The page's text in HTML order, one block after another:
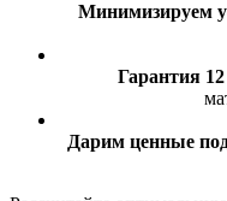
Минимизируем
Гарантия
Дарим ценные